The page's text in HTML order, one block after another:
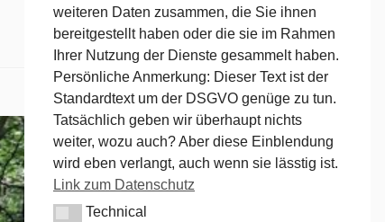
weiteren Daten zusammen, die Sie ihnen
bereitgestellt haben oder die sie im Rahmen
Ihrer Nutzung der Dienste gesammelt haben.
Persönliche Anmerkung: Dieser Text ist der
Standardtext um der DSGVO genüge zu tun.
Tatsächlich geben wir überhaupt nichts
weiter, wozu auch? Aber diese Einblendung
wird eben verlangt, auch wenn sie lässtig ist.
Link zum Datenschutz
TechnicalTechnical